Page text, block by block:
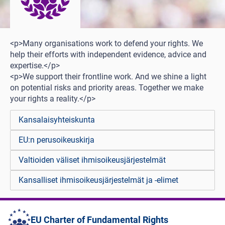
<p>Many organisations work to defend your rights. We
help their efforts with independent evidence, advice and
expertise.</p>
<p>We support their frontline work. And we shine a light
on potential risks and priority areas. Together we make
your rights a reality.</p>
Kansalaisyhteiskunta
EU:n perusoikeuskirja
Valtioiden väliset ihmisoikeusjärjestelmät
Kansalliset ihmisoikeusjärjestelmät ja -elimet
EU Charter of Fundamental Rights